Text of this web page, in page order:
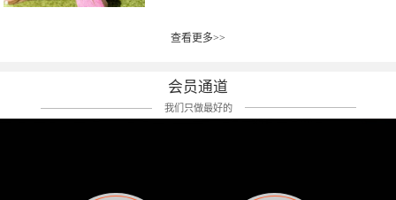
前后后居家近30天左右，感觉日子都日夜颠倒
痛影响走路。当天疼痛部贴了EDF和胃十字，膝
关节贴了半月板贴布。第2天第12肋部的EDF和
消失，贴布也没有出现进一步瘙痒过敏。而膝
扎疗法）的效果是通过创造一个环境，使每种
以激发身体的自然愈合能力。 通常，药物会削
弱细胞因子的作用，单方面还会引起副作用的
症状。 与此相比，Kinesio肌内效贴创造了细
的控制仍有许多未知。 细胞因子是一种酵素，
组织:肌肉，肌腱，韧带（主要围绕有问题的关
状，而是指贴布本身很重量，以及贴布刺激的
类型。贴布的应用充分利用了体内由间质液组
成的自然流体力学的流体层。这种轻微的刺激
间，还可以在单片贴布上提供支持和深度刺
查看更多>>
会员通道
我们只做最好的